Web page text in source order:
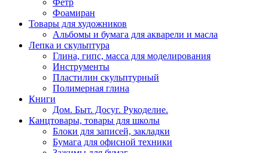
Фетр
Фоамиран
Товары для художников
Альбомы и бумага для акварели и масла
Лепка и скульптура
Глина, гипс, масса для моделирования
Инструменты
Пластилин скульптурный
Полимерная глина
Книги
Дом. Быт. Досуг. Рукоделие.
Канцтовары, товары для школы
Блоки для записей, закладки
Бумага для офисной техники